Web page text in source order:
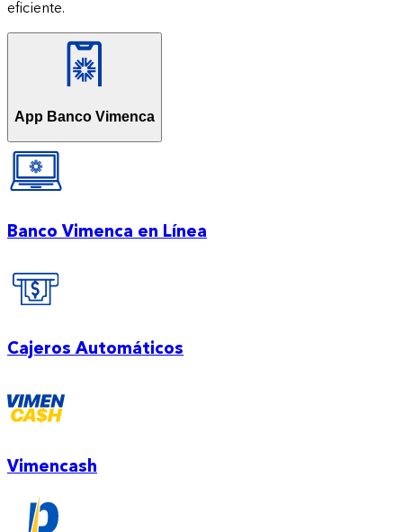
eficiente.
App Banco Vimenca
Banco Vimenca en Línea
Cajeros Automáticos
Vimencash